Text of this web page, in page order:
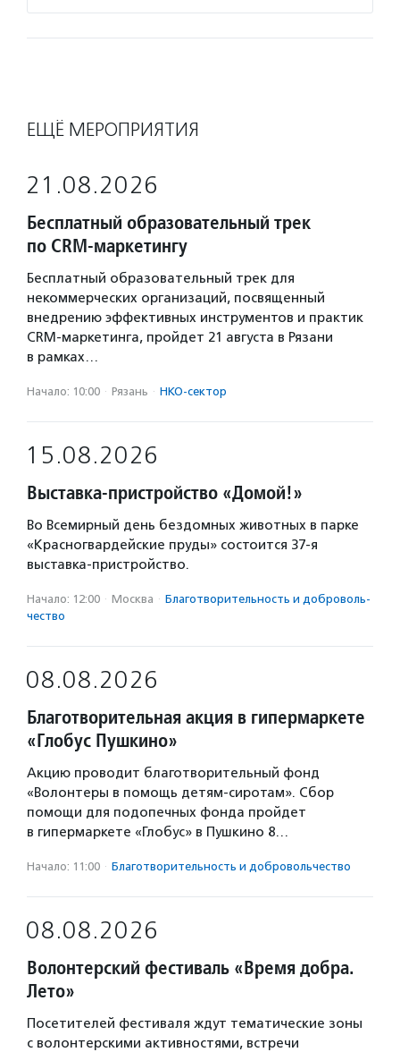
ЕЩЁ МЕРОПРИЯТИЯ
21.08.2026
Бесплатный образовательный трек
по CRM-маркетингу
Бесплатный образовательный трек для
некоммерческих организаций, посвященный
внедрению эффективных инструментов и практик
CRM-маркетинга, пройдет 21 августа в Рязани
в рамках…
Начало: 10:00 · Рязань · НКО-сектор
15.08.2026
Выставка-пристройство «Домой!»
Во Всемирный день бездомных животных в парке
«Красногвардейские пруды» состоится 37-я
выставка-пристройство.
Начало: 12:00 · Москва · Благотвори­тель­ность и доброволь­
чест­во
08.08.2026
Благотворительная акция в гипермаркете
«Глобус Пушкино»
Акцию проводит благотворительный фонд
«Волонтеры в помощь детям-сиротам». Сбор
помощи для подопечных фонда пройдет
в гипермаркете «Глобус» в Пушкино 8…
Начало: 11:00 · Благотвори­тель­ность и доброволь­чест­во
08.08.2026
Волонтерский фестиваль «Время добра.
Лето»
Посетителей фестиваля ждут тематические зоны
с волонтерскими активностями, встречи